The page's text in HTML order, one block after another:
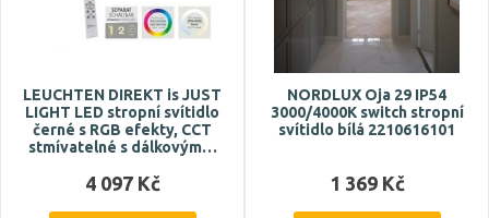
LEUCHTEN DIREKT is JUST
LIGHT LED stropní svítidlo
černé s RGB efekty, CCT
stmívatelné s dálkovým…
4 097 Kč
NORDLUX Oja 29 IP54
3000/4000K switch stropní
svítidlo bílá 2210616101
1 369 Kč